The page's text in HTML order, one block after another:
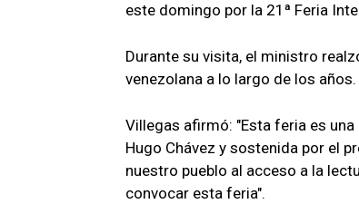
este domingo por la 21ª Feria
Durante su visita, el ministro
venezolana a lo largo de los años.
Villegas afirmó: "Esta feria es
Hugo Chávez y sostenida por el
nuestro pueblo al acceso a la
convocar esta feria".